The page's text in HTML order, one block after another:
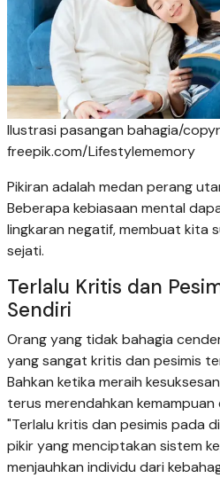
Ilustrasi pasangan bahagia/
freepik.com/Lifestylememory
Pikiran adalah medan perang
Beberapa kebiasaan mental
lingkaran negatif, membuat kita
sejati.
Terlalu Kritis dan
Sendiri
Orang yang tidak bahagia
yang sangat kritis dan pesimis
Bahkan ketika meraih
terus merendahkan
"Terlalu kritis dan pesimis pada
pikir yang menciptakan sistem
menjauhkan individu dari